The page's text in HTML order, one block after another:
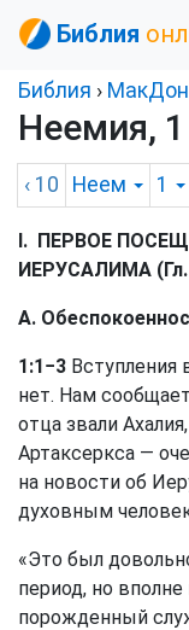
Библия
Библия ›
Неемия, 1
‹ 10 Неем 1
I. ПЕРВОЕ
ИЕРУСАЛИМА (Гл.
А.
1:1−3 Вступления
нет. Нам
отца звали
Артаксеркса —
на новости об
духовным
«Это был
период, но
порожденный